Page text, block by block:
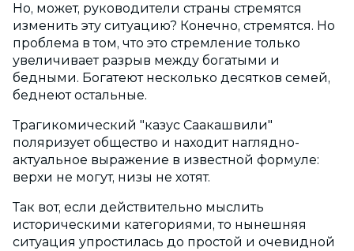
Но, может, руководители страны стремятся
изменить эту ситуацию? Конечно, стремятся. Но
проблема в том, что это стремление только
увеличивает разрыв между богатыми и
бедными. Богатеют несколько десятков семей,
беднеют остальные.
Трагикомический "казус Саакашвили"
поляризует общество и находит наглядно-
актуальное выражение в известной формуле:
верхи не могут, низы не хотят.
Так вот, если действительно мыслить
историческими категориями, то нынешняя
ситуация упростилась до простой и очевидной